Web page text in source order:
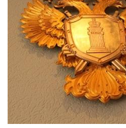
к
инсулиновой
помпе